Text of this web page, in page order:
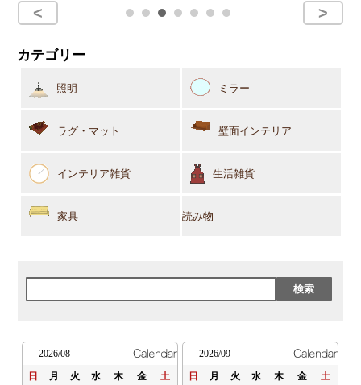
カテゴリー
照明 ミラー
ラグ・マット 壁面インテリア
インテリア雑貨 生活雑貨
家具 読み物
2026/08
日 月 火 水 木 金 土
2026/09
日 月 火 水 木 金 土